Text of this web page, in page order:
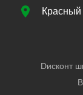
Dисконт